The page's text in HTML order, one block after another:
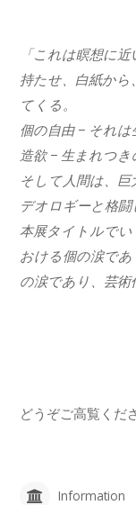
「これは瞑想に
持たせ、白紙か
てくる。
個の自由 − それ
造欲 − 生まれつ
そして人間は、
デオロギーと格
本展タイトルで
おける個の涙で
の涙であり、芸術
どうぞご高覧くだ
Information